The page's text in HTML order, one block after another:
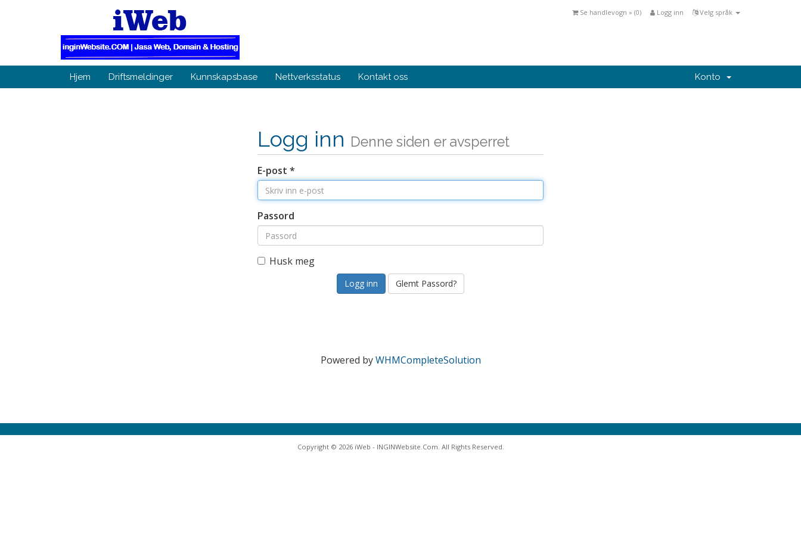
Velg språk
Logg inn
Se handlevogn » (0)
Hjem Driftsmeldinger Kunnskapsbase Nettverksstatus Kontakt oss Konto
Logg inn Denne siden er avsperret
E-post *
Passord
Husk meg
Glemt Passord?
Powered byWHMCompleteSolution
Copyright © 2026 iWeb - INGINWebsite.Com. All Rights Reserved.